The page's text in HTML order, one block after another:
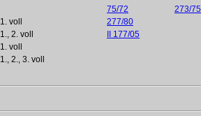
1. voll
1., 2. voll
1. voll
1., 2., 3. voll
75/72
277/80
II 177/05
273/75